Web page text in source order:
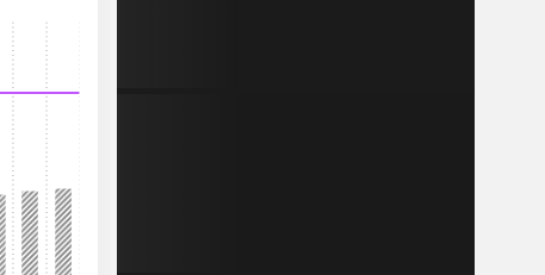
2028
-2 281